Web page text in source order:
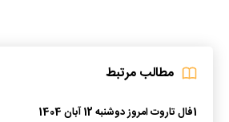
مطالب مرتبط
1فال تاروت امروز دوشنبه 12 آبان 1404